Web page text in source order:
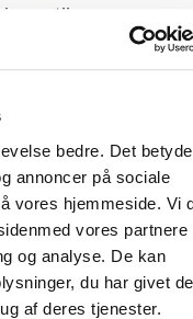
bedre. Det
annoncer på sociale
vores hjemmeside. Vi
vores partnere
og analyse. De kan
du har givet
af deres tjenester.
til
vinteren,”
husdyr i området
ældste i
og